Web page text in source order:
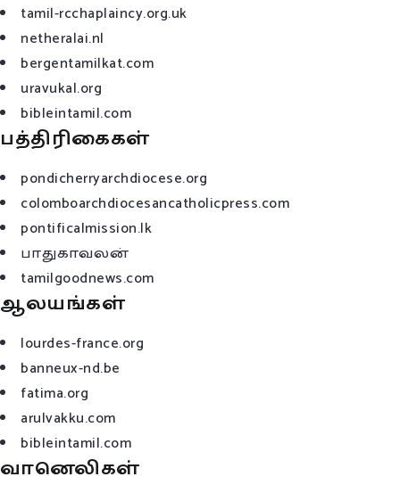
tamil-rcchaplaincy.org.uk
netheralai.nl
bergentamilkat.com
uravukal.org
bibleintamil.com
பத்திரிகைகள்
pondicherryarchdiocese.org
colomboarchdiocesancatholicpress.com
pontificalmission.lk
பாதுகாவலன்
tamilgoodnews.com
ஆலயங்கள்
lourdes-france.org
banneux-nd.be
fatima.org
arulvakku.com
bibleintamil.com
வானெலிகள்